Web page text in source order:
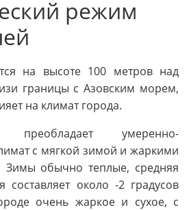
режим
на высоте 100 метров над
границы с Азовским морем,
на климат города.
преобладает умеренно-
с мягкой зимой и жаркими
Зимы обычно теплые, средняя
составляет около -2 градусов
очень жаркое и сухое, с